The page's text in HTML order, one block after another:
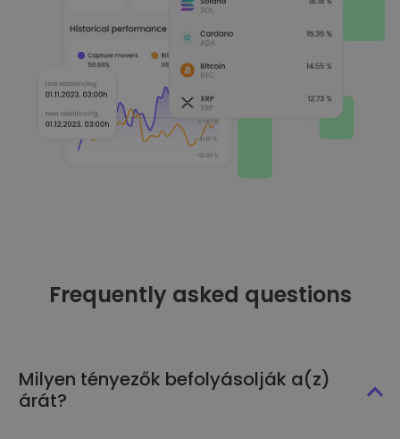
Frequently asked questions
Milyen tényezők befolyásolják a(z)
árát?